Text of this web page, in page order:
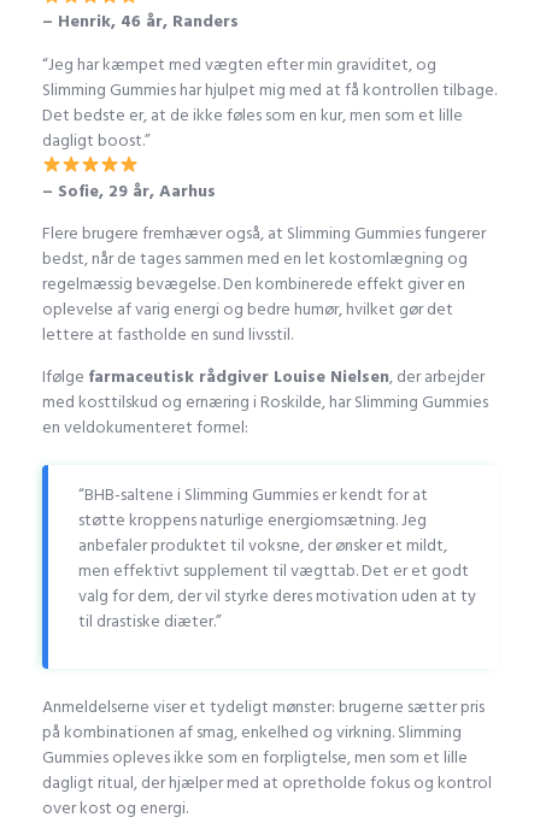
– Henrik, 46 år, Randers
“Jeg har kæmpet med vægten efter min graviditet, og
Slimming Gummies har hjulpet mig med at få kontrollen tilbage.
Det bedste er, at de ikke føles som en kur, men som et lille
dagligt boost.”
– Sofie, 29 år, Aarhus
Flere brugere fremhæver også, at Slimming Gummies fungerer
bedst, når de tages sammen med en let kostomlægning og
regelmæssig bevægelse. Den kombinerede effekt giver en
oplevelse af varig energi og bedre humør, hvilket gør det
lettere at fastholde en sund livsstil.
Ifølge farmaceutisk rådgiver Louise Nielsen, der arbejder
med kosttilskud og ernæring i Roskilde, har Slimming Gummies
en veldokumenteret formel:
“BHB-saltene i Slimming Gummies er kendt for at
støtte kroppens naturlige energiomsætning. Jeg
anbefaler produktet til voksne, der ønsker et mildt,
men effektivt supplement til vægttab. Det er et godt
valg for dem, der vil styrke deres motivation uden at ty
til drastiske diæter.”
Anmeldelserne viser et tydeligt mønster: brugerne sætter pris
på kombinationen af smag, enkelhed og virkning. Slimming
Gummies opleves ikke som en forpligtelse, men som et lille
dagligt ritual, der hjælper med at opretholde fokus og kontrol
over kost og energi.